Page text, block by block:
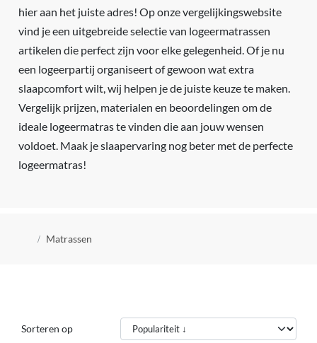
hier aan het juiste adres! Op onze vergelijkingswebsite
vind je een uitgebreide selectie van logeermatrassen
artikelen die perfect zijn voor elke gelegenheid. Of je nu
een logeerpartij organiseert of gewoon wat extra
slaapcomfort wilt, wij helpen je de juiste keuze te maken.
Vergelijk prijzen, materialen en beoordelingen om de
ideale logeermatras te vinden die aan jouw wensen
voldoet. Maak je slaapervaring nog beter met de perfecte
logeermatras!
Kruimelpad
Matrassen
Sorteren op